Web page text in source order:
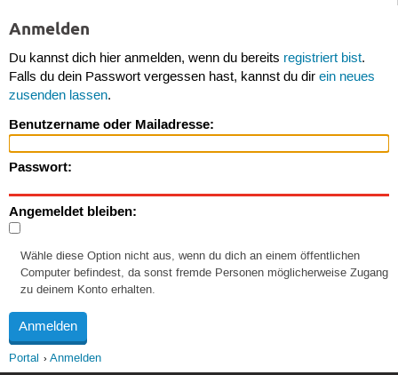
Anmelden
Du kannst dich hier anmelden, wenn du bereits registriert bist.
Falls du dein Passwort vergessen hast, kannst du dir ein neues
zusenden lassen.
Benutzername oder Mailadresse:
Passwort:
Angemeldet bleiben:
Wähle diese Option nicht aus, wenn du dich an einem öffentlichen
Computer befindest, da sonst fremde Personen möglicherweise Zugang
zu deinem Konto erhalten.
Portal Anmelden